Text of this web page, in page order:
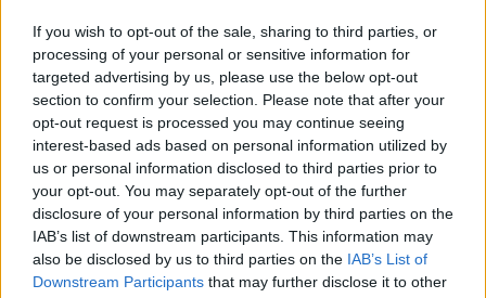
If you wish to opt-out of the sale, sharing to third parties, or
processing of your personal or sensitive information for
targeted advertising by us, please use the below opt-out
section to confirm your selection. Please note that after your
opt-out request is processed you may continue seeing
interest-based ads based on personal information utilized by
us or personal information disclosed to third parties prior to
your opt-out. You may separately opt-out of the further
disclosure of your personal information by third parties on the
IAB’s list of downstream participants. This information may
also be disclosed by us to third parties on the IAB’s List of
Downstream Participants that may further disclose it to other
Νέα εποχή για τη ΔΕΘ: Το έργο των 204,6 εκατ. ευρώ